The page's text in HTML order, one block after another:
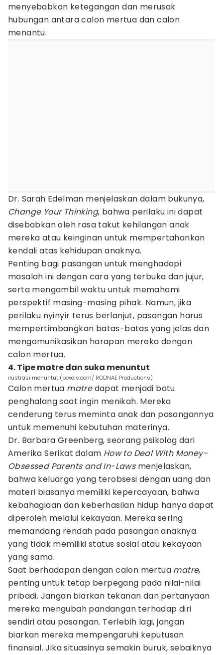
menyebabkan ketegangan dan merusak
hubungan antara calon mertua dan calon
menantu.
Dr. Sarah Edelman menjelaskan dalam bukunya,
Change Your Thinking, bahwa perilaku ini dapat
disebabkan oleh rasa takut kehilangan anak
mereka atau keinginan untuk mempertahankan
kendali atas kehidupan anaknya.
Penting bagi pasangan untuk menghadapi
masalah ini dengan cara yang terbuka dan jujur,
serta mengambil waktu untuk memahami
perspektif masing-masing pihak. Namun, jika
perilaku nyinyir terus berlanjut, pasangan harus
mempertimbangkan batas-batas yang jelas dan
mengomunikasikan harapan mereka dengan
calon mertua.
4. Tipe matre dan suka menuntut
ilustrasi menuntut (pexels.com/ RODNAE Productions)
Calon mertua matredapat menjadi batu
penghalang saat ingin menikah. Mereka
cenderung terus meminta anak dan pasangannya
untuk memenuhi kebutuhan materinya.
Dr. Barbara Greenberg, seorang psikolog dari
Amerika Serikat dalam How to Deal With Money-
Obsessed Parents and In-Lawsmenjelaskan,
bahwa keluarga yang terobsesi dengan uang dan
materi biasanya memiliki kepercayaan, bahwa
kebahagiaan dan keberhasilan hidup hanya dapat
diperoleh melalui kekayaan. Mereka sering
memandang rendah pada pasangan anaknya
yang tidak memiliki status sosial atau kekayaan
yang sama.
Saat berhadapan dengan calon mertua matre,
penting untuk tetap berpegang pada nilai-nilai
pribadi. Jangan biarkan tekanan dan pertanyaan
mereka mengubah pandangan terhadap diri
sendiri atau pasangan. Terlebih lagi, jangan
biarkan mereka mempengaruhi keputusan
finansial. Jika situasinya semakin buruk, sebaiknya